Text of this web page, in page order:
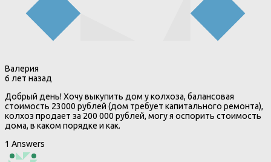
Валерия
6 лет назад
Добрый день! Хочу выкупить дом у колхоза, балансовая
стоимость 23000 рублей (дом требует капитального ремонта),
колхоз продает за 200 000 рублей, могу я оспорить стоимость
дома, в каком порядке и как.
1 Answers